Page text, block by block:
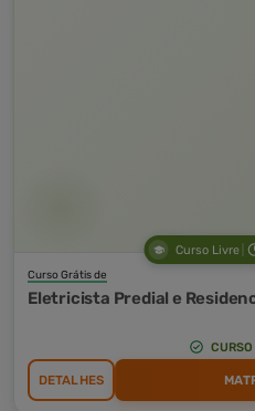
Curso Livre
Curso Grátis de
Eletricista Predial e
DETALHES